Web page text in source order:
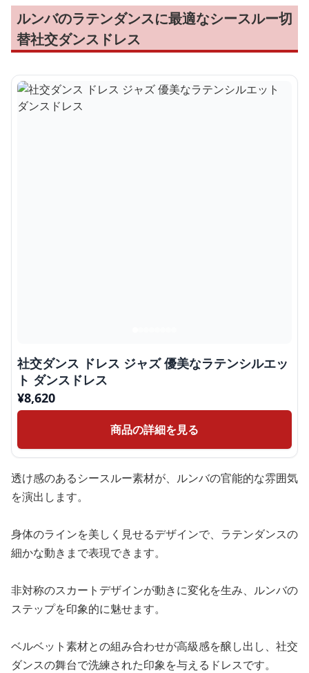
ルンバのラテンダンスに最適なシースルー切
替社交ダンスドレス
社交ダンス ドレス ジャズ 優美なラテンシルエッ
ト ダンスドレス
¥8,620
商品の詳細を見る
透け感のあるシースルー素材が、ルンバの官能的な雰囲気
を演出します。
身体のラインを美しく見せるデザインで、ラテンダンスの
細かな動きまで表現できます。
非対称のスカートデザインが動きに変化を生み、ルンバの
ステップを印象的に魅せます。
ベルベット素材との組み合わせが高級感を醸し出し、社交
ダンスの舞台で洗練された印象を与えるドレスです。